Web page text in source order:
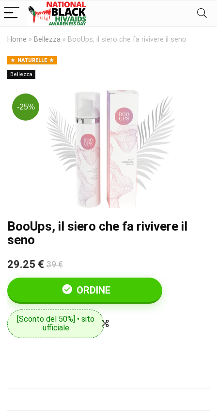
Home » Bellezza » BooUps, il siero che fa rivivere il seno
NATURELLE
Bellezza
-25%
BooUps, il siero che fa rivivere il
seno
29.25 € 39 €
ORDINE
[Sconto del 50%] • sito
ufficiale